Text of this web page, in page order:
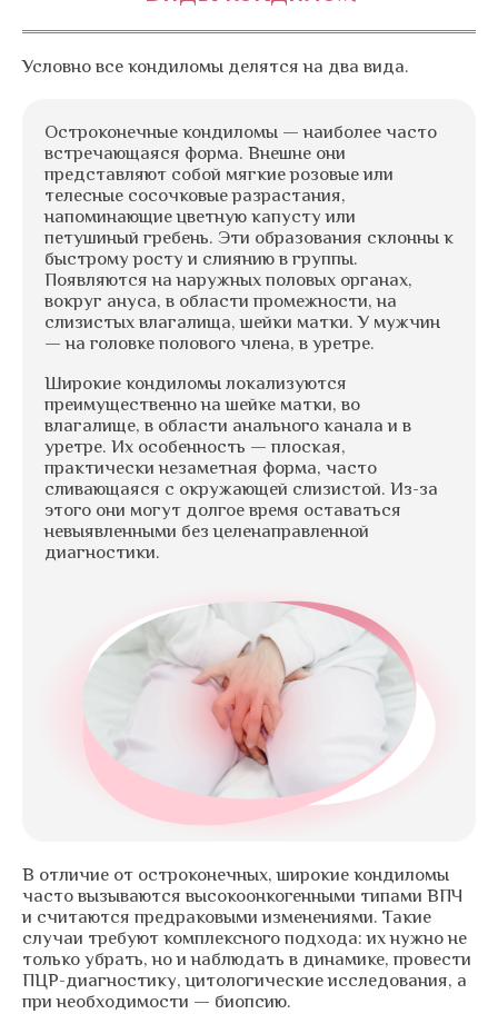
Условно все кондиломы делятся на два вида.
Остроконечные кондиломы — наиболее часто
встречающаяся форма. Внешне они
представляют собой мягкие розовые или
телесные сосочковые разрастания,
напоминающие цветную капусту или
петушиный гребень. Эти образования склонны к
быстрому росту и слиянию в группы.
Появляются на наружных половых органах,
вокруг ануса, в области промежности, на
слизистых влагалища, шейки матки. У мужчин
— на головке полового члена, в уретре.
Широкие кондиломы локализуются
преимущественно на шейке матки, во
влагалище, в области анального канала и в
уретре. Их особенность — плоская,
практически незаметная форма, часто
сливающаяся с окружающей слизистой. Из-за
этого они могут долгое время оставаться
невыявленными без целенаправленной
диагностики.
В отличие от остроконечных, широкие кондиломы
часто вызываются высокоонкогенными типами ВПЧ
и считаются предраковыми изменениями. Такие
случаи требуют комплексного подхода: их нужно не
только убрать, но и наблюдать в динамике, провести
ПЦР-диагностику, цитологические исследования, а
при необходимости — биопсию.